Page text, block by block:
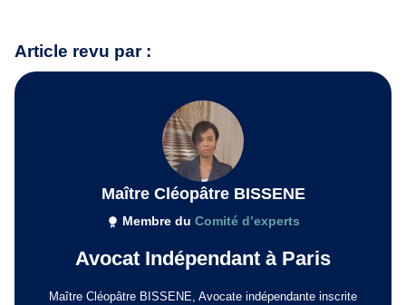
Article revu par :
Maître Cléopâtre BISSENE
Membre du Comité d’experts
Avocat Indépendant à Paris
Maître Cléopâtre BISSENE, Avocate indépendante inscrite